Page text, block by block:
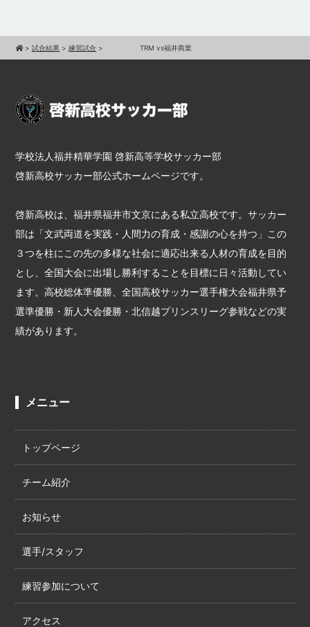
>試合結果 >練習試合 > TRM vs福井商業
学校法人福井精華学園 啓新高等学校サッカー部
啓新高校サッカー部公式ホームページです。
啓新高校は、福井県福井市文京にある私立高校です。サッカー
部は「文武両道を実践・人間力の育成・感謝の心を持つ」この
３つを柱にこの先の多様な社会に適応出来る人材の育成を目的
とし、全国大会に出場し勝利することを目標に日々活動してい
ます。高校総体準優勝、全国高校サッカー選手権大会福井県予
選準優勝・新人大会優勝・北信越プリンスリーグ参戦などの実
績があります。
メニュー
トップページ
チーム紹介
お知らせ
選手/スタッフ
練習参加について
アクセス